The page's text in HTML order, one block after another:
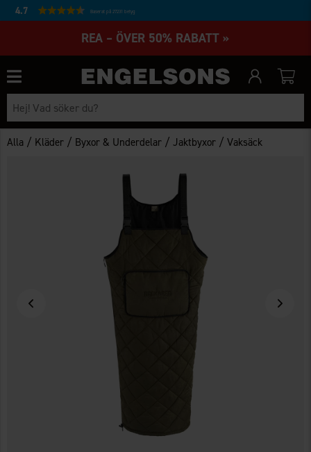
4.7 Baserat på 27231 betyg
REA – ÖVER 50% RABATT »
Alla / Kläder / Byxor & Underdelar /Jaktbyxor /Vaksäck